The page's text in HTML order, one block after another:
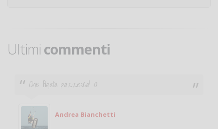
Ultimi commenti
Ciao. Sono a Treviglio da poco e vorrei tornare a
Michele